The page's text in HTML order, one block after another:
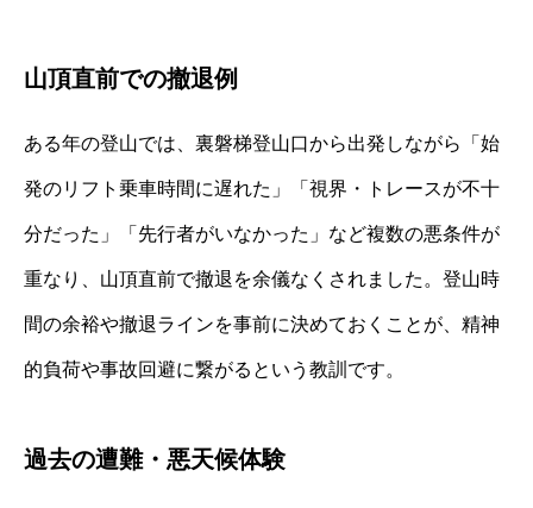
山頂直前での撤退例
ある年の登山では、裏磐梯登山口から出発しながら「始
発のリフト乗車時間に遅れた」「視界・トレースが不十
分だった」「先行者がいなかった」など複数の悪条件が
重なり、山頂直前で撤退を余儀なくされました。登山時
間の余裕や撤退ラインを事前に決めておくことが、精神
的負荷や事故回避に繋がるという教訓です。
過去の遭難・悪天候体験